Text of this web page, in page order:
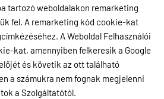
tartozó weboldalakon remarketing
fel. A remarketing kód cookie-kat
A Weboldal Felhasználói
kat, amennyiben felkeresik a Google
és követik az ott található
a számukra nem fognak megjelenni
a Szolgáltatótól.